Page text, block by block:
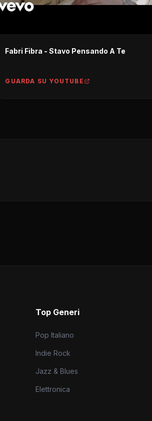
Fabri Fibra - Stavo Pensando A Te
GUARDA SU YOUTUBE
Top Generi
Pop Italiano
Indie Rock
Jazz & Blues
Elettronica